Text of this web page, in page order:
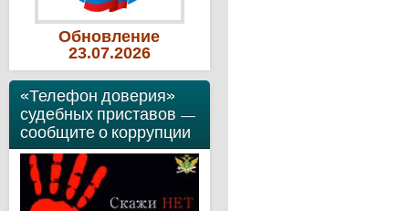
Обновление
23.07.2026
«Телефон доверия»
судебных приставов —
сообщите о коррупции